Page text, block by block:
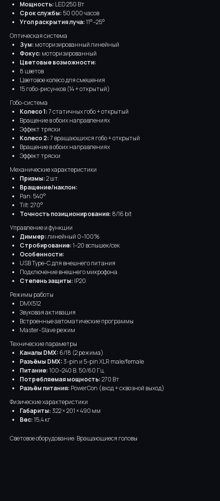
Мощность: LED 250 Вт
Срок службы: 50 000 часов
Угол раскрытия луча:11°–25°
Оптическая система
Зум: моторизированный линейный
Фокус: моторизированный
Цветовые возможности:
8 цветов
Цветовое колесо для смешения
15 гобо-рисунков (14 + открытый)
Гобо-система
Колесо 1:7 статичных гобо + открытый
Вращение в обоих направлениях
Эффект тряски
Колесо 2:7 вращающихся гобо + открытый
Вращение в обоих направлениях
Эффект тряски
Механические характеристики
Призмы:2 шт.
Вращение/наклон:
Pan: 540°
Tilt: 270°
Точность позиционирования: 8/16 bit
Управление и функции
Диммер:линейный 0–100%
Стробирование:1–20 вспышек/сек
Особенности:
USB Type-C для внешнего питания
Подключение внешнего микрофона
Степень защиты: IP20
Режимы работы
DMX512
Звуковая активация
Встроенные автоматические программы
Master-Slave режим
Технические параметры
Каналы DMX: 6/18 (2 режима)
Разъёмы DMX:3-pin и 5-pin XLR male/female
Питание:100–240 В, 50/60 Гц
Потребляемая мощность:270 Вт
Разъём питания: PowerCon (вход + сквозной выход)
Физические характеристики
Габариты:322 × 201 × 490 мм
Вес:15,4 кг
Световое оборудование: Вращающиеся головы